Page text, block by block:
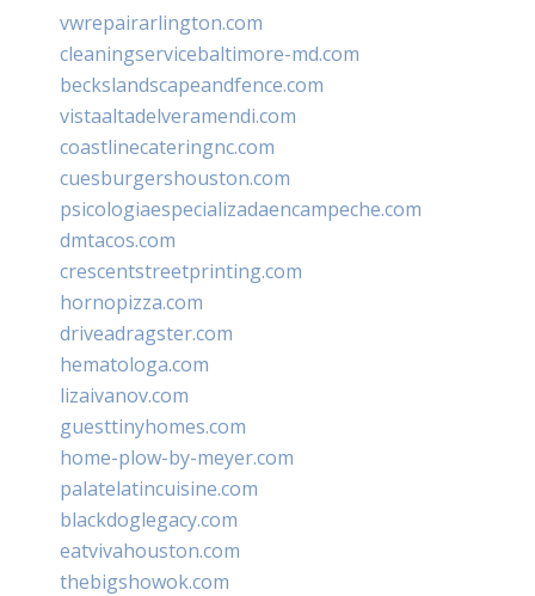
vwrepairarlington.com
cleaningservicebaltimore-md.com
beckslandscapeandfence.com
vistaaltadelveramendi.com
coastlinecateringnc.com
cuesburgershouston.com
psicologiaespecializadaencampeche.com
dmtacos.com
crescentstreetprinting.com
hornopizza.com
driveadragster.com
hematologa.com
lizaivanov.com
guesttinyhomes.com
home-plow-by-meyer.com
palatelatincuisine.com
blackdoglegacy.com
eatvivahouston.com
thebigshowok.com